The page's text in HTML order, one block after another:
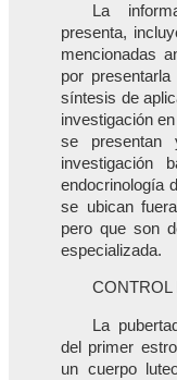
La
presenta,
mencionadas
por
síntesis de
investigación
se presentan
investigación
endocrinología
se ubican
pero que son
especializada.
CONTROL
La
del primer
un cuerpo